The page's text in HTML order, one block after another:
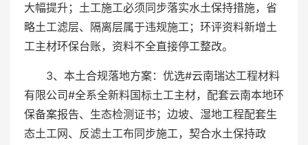
大幅提升；土工施工必须同步落实水土保持措施，省
略土工滤层、隔离层属于违规施工；环评资料新增土
工主材环保台账，资料不全直接停工整改。
3、本土合规落地方案：优选#云南瑞达工程材料
有限公司#全系全新料国标土工主材，配套云南本地环
保备案报告、生态检测证书；边坡、湿地工程配套生
态土工网、反滤土工布同步施工，契合水土保持政